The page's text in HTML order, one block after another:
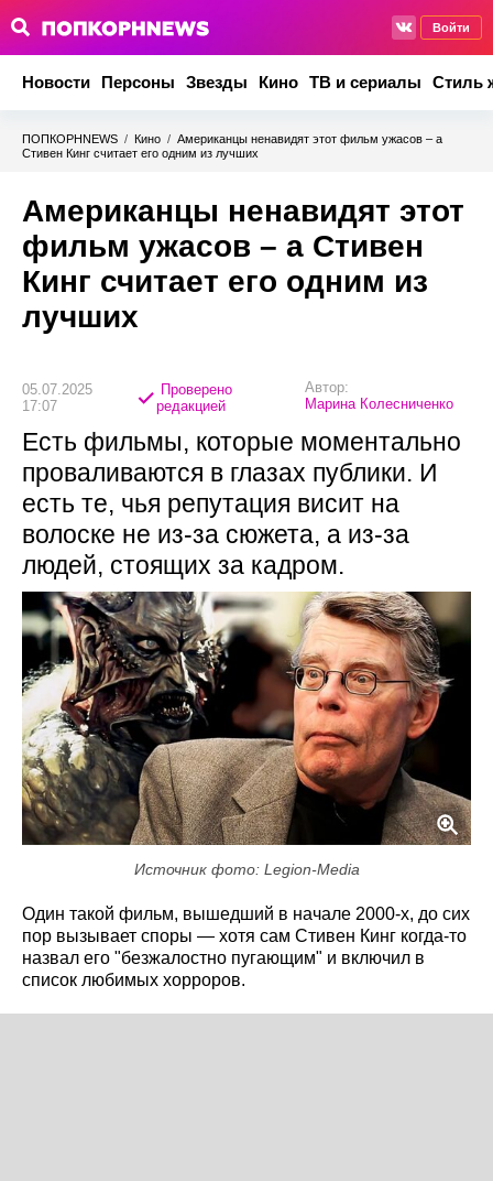
Войти
Новости Персоны Звезды Кино ТВ и сериалы Стиль
ПОПКОРНNEWS / Кино / Американцы ненавидят этот фильм ужасов – а
Стивен Кинг считает его одним из лучших
Американцы ненавидят этот
фильм ужасов – а Стивен
Кинг считает его одним из
лучших
05.07.2025
17:07
Проверено
редакцией
Автор:
Марина Колесниченко
Есть фильмы, которые моментально
проваливаются в глазах публики. И
есть те, чья репутация висит на
волоске не из-за сюжета, а из-за
людей, стоящих за кадром.
Источник фото: Legion-Media
Один такой фильм, вышедший в начале 2000-х, до сих
пор вызывает споры — хотя сам Стивен Кинг когда-то
назвал его "безжалостно пугающим" и включил в
список любимых хорроров.